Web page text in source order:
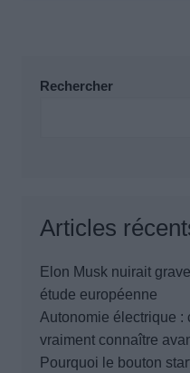
Rechercher
Articles
Elon Musk nuirait
étude européenne
Autonomie électrique :
vraiment connaître
Pourquoi le bouton